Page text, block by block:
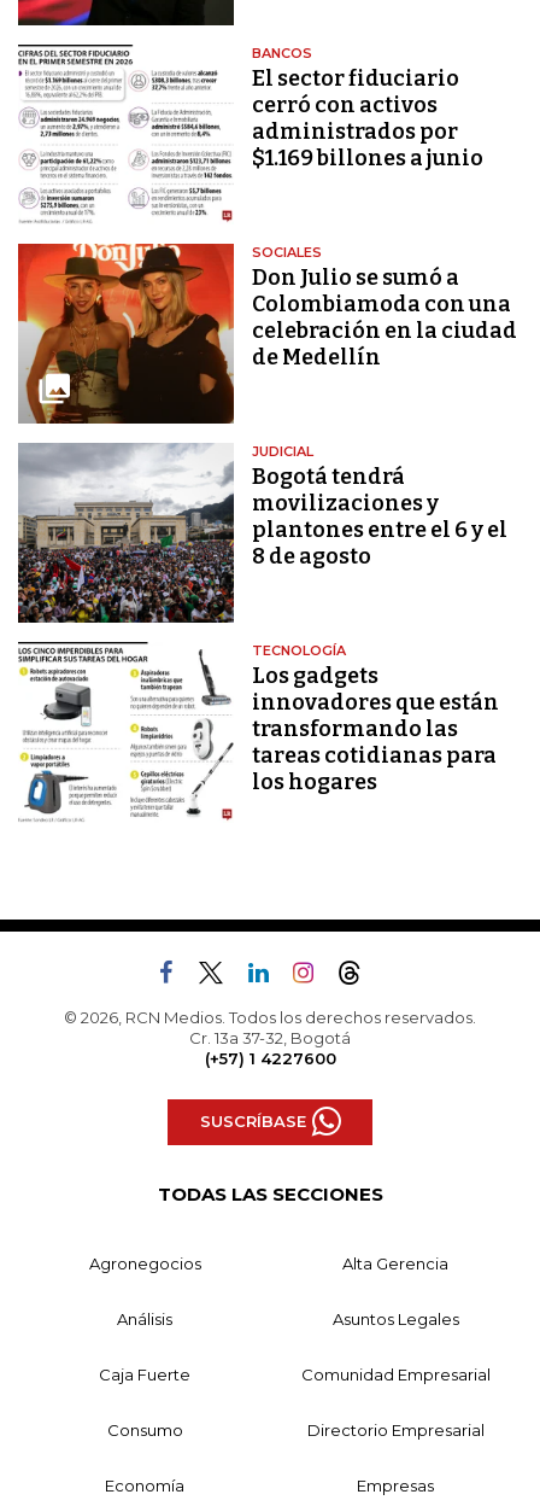
BANCOS
El sector fiduciario
cerró con activos
administrados por
$1.169 billones a junio
SOCIALES
Don Julio se sumó a
Colombiamoda con una
celebración en la ciudad
de Medellín
JUDICIAL
Bogotá tendrá
movilizaciones y
plantones entre el 6 y el
8 de agosto
TECNOLOGÍA
Los gadgets
innovadores que están
transformando las
tareas cotidianas para
los hogares
© 2026, RCN Medios. Todos los derechos reservados.
Cr. 13a 37-32, Bogotá
(+57) 1 4227600
SUSCRÍBASE
TODAS LAS SECCIONES
Agronegocios Alta Gerencia
Análisis Asuntos Legales
Caja Fuerte Comunidad Empresarial
Consumo Directorio Empresarial
Economía Empresas